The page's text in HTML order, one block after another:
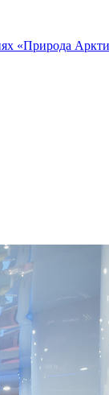
«Природа